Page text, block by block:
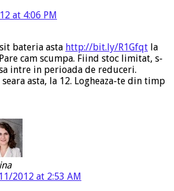
at 4:06 PM
bateria asta http://bit.ly/R1Gfqt la
cam scumpa. Fiind stoc limitat, s-
intre in perioada de reduceri.
asta, la 12. Logheaza-te din timp
2012 at 2:53 AM